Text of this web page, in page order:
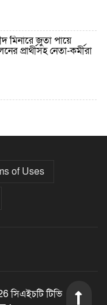
মিনারে জুতা পায়ে
প্রার্থীসহ নেতা-কর্মীরা
৮-১৫ ডিসেম্বরের মধ্যে
of Uses
সিএইচটি টিভি